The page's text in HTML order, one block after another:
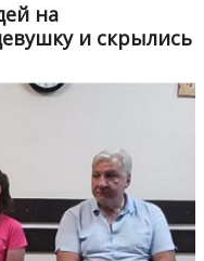
на
и скрылись